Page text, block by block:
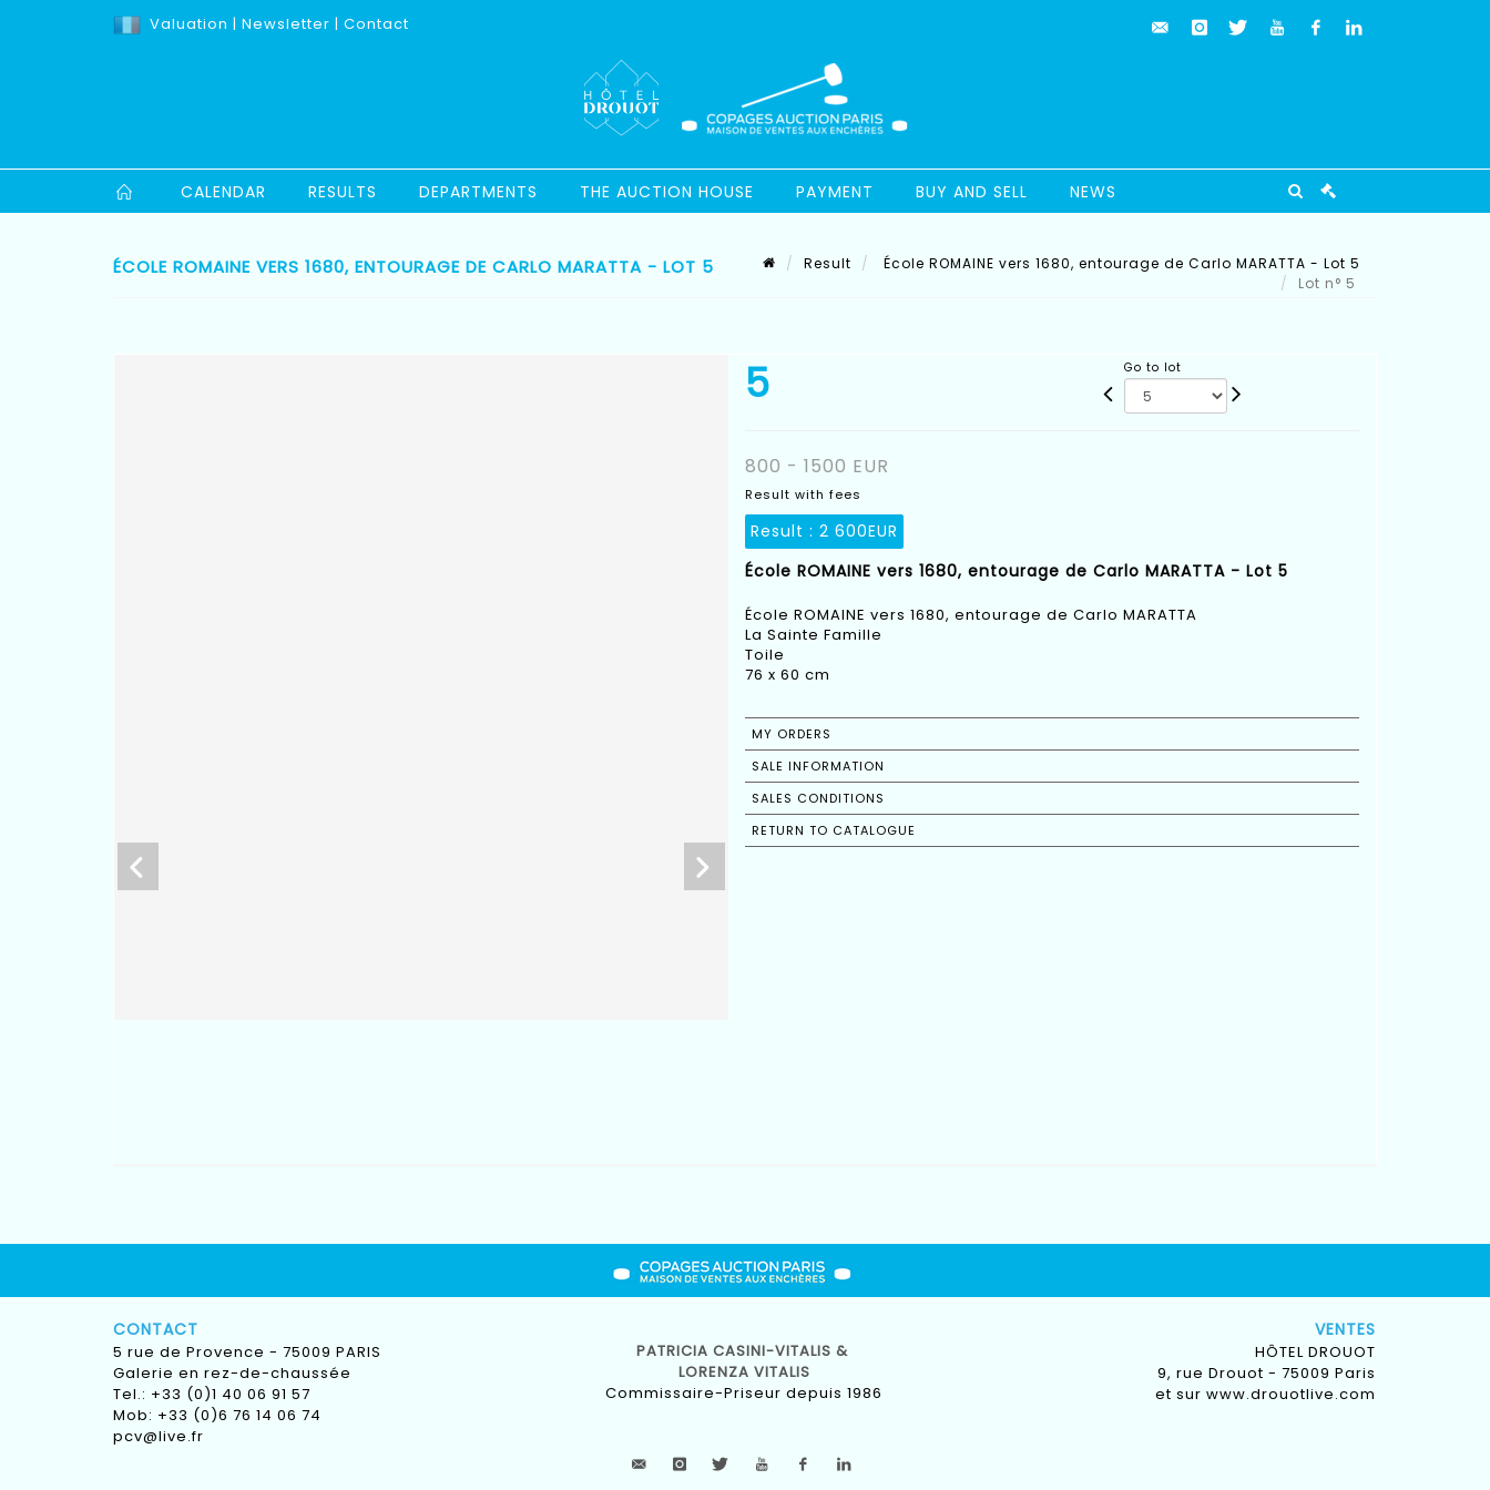
Valuation | Newsletter | Contact
CALENDAR RESULTS DEPARTMENTS THE AUCTION HOUSE PAYMENT BUY AND SELL NEWS
ÉCOLE ROMAINE VERS 1680, ENTOURAGE DE CARLO MARATTA - LOT 5 Result
École ROMAINE vers 1680, entourage de Carlo MARATTA - Lot 5
Lot n° 5
5 Go to lot
800 - 1500 EUR
Result with fees
Result : 2 600EUR
École ROMAINE vers 1680, entourage de Carlo MARATTA - Lot 5
École ROMAINE vers 1680, entourage de Carlo MARATTA
La Sainte Famille
Toile
76 x 60 cm
MY ORDERS
SALE INFORMATION
SALES CONDITIONS
RETURN TO CATALOGUE
CONTACT
5 rue de Provence - 75009 PARIS
Galerie en rez-de-chaussée
Tel.: +33 (0)1 40 06 91 57
Mob: +33 (0)6 76 14 06 74
pcv@live.fr
PATRICIA CASINI-VITALIS &
LORENZA VITALIS
Commissaire-Priseur depuis 1986
VENTES
HÔTEL DROUOT
9, rue Drouot - 75009 Paris
et sur www.drouotlive.com